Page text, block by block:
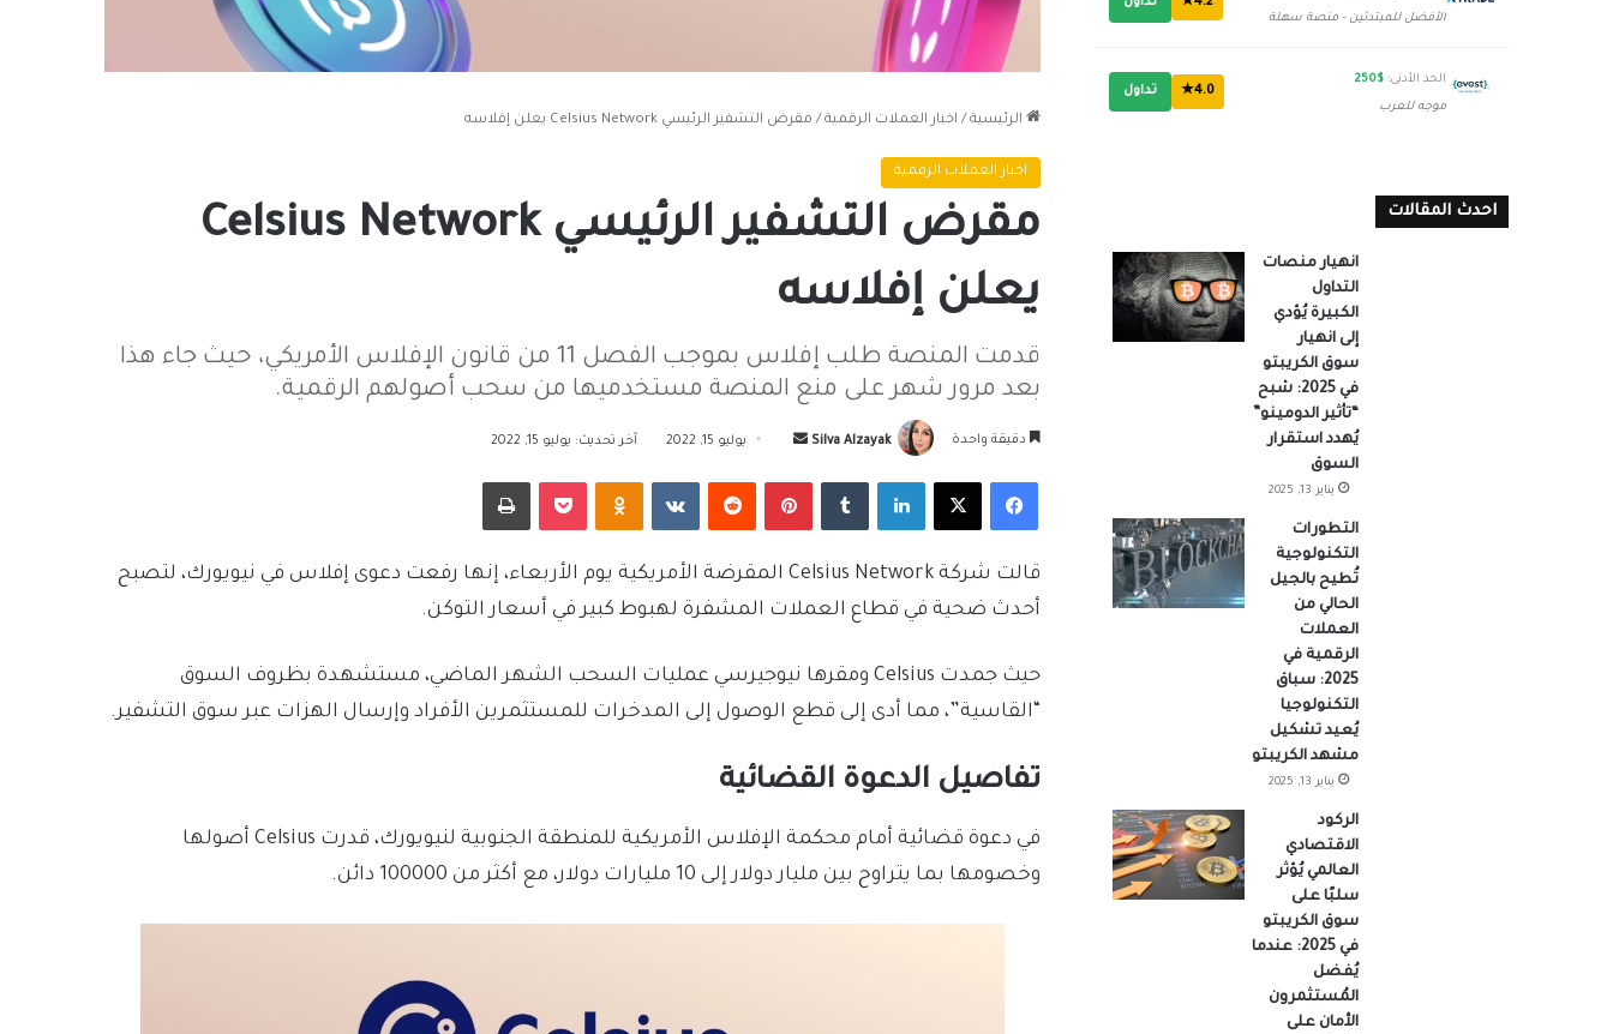
الرئيسية / اخبار العملات الرقمية / ‏مقرض التشفير الرئيسي ‎Celsius Network يعلن إفلاسه
اخبار العملات الرقمية
‏مقرض التشفير الرئيسي ‎Celsius Network
يعلن إفلاسه
قدمت المنصة طلب إفلاس بموجب الفصل 11 من قانون الإفلاس الأمريكي، حيث جاء هذا
بعد مرور شهر على منع المنصة مستخدميها من سحب أصولهم الرقمية.
Silva Alzayak
أرسل
إلكترونيا
يوليو 15, 2022 آخر تحديث: يوليو 15, 2022 دقيقة واحدة
فيسبوك ‫X لينكدإن بينتيريست Odnoklassniki
‫Pocket طباعة
قالت شركة Celsius Network المقرضة الأمريكية يوم الأربعاء، إنها رفعت دعوى إفلاس في نيويورك، لتصبح
أحدث ضحية في قطاع العملات المشفرة لهبوط كبير في أسعار التوكن.
حيث جمدت Celsius ومقرها نيوجيرسي عمليات السحب الشهر الماضي، مستشهدة بظروف السوق
“القاسية”، مما أدى إلى قطع الوصول إلى المدخرات للمستثمرين الأفراد وإرسال الهزات عبر سوق التشفير.
تفاصيل الدعوة القضائية
في دعوة قضائية أمام محكمة الإفلاس الأمريكية للمنطقة الجنوبية لنيويورك، قدرت Celsius أصولها
وخصومها بما يتراوح بين مليار دولار إلى 10 مليارات دولار، مع أكثر من 100000 دائن.
الأفضل للمبتدئين - منصة سهلة
الحد الأدنى: $250
موجه للعرب
4.0★ تداول
احدث المقالات
انهيار منصات
التداول
الكبيرة يُؤدي
إلى انهيار
سوق الكريبتو
في 2025: شبح
“تأثير الدومينو”
يُهدد استقرار
السوق
يناير 13, 2025
التطورات
التكنولوجية
تُطيح بالجيل
الحالي من
العملات
الرقمية في
2025: سباق
التكنولوجيا
يُعيد تشكيل
مشهد الكريبتو
يناير 13, 2025
الركود
الاقتصادي
العالمي يُؤثر
سلبًا على
سوق الكريبتو
في 2025: عندما
يُفضل
المُستثمرون
الأمان على